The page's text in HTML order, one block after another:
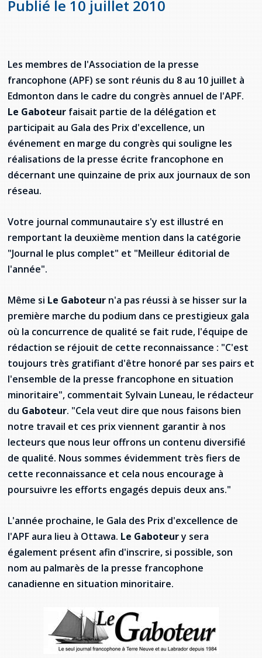
Jeux de la francophonie canadienne
Forum jeunesse pancanadien
Assemblée générale annuelle
Admission au barreau
Ressources documentaires
La Charte canadienne des droits et libertés
Lois fréquemment consultées
Commission des droits de la personne de
Terre-Neuve-et-Labrador
Acheter un véhicule neuf ou d'occasion ou
louer sur le long terme (leasing) un véhicule
neuf
Législation spéciale Covid-19
L'Aide juridique à Terre-Neuve-et-
Labrador
Qu'est-ce que l'Aide juridique ?
Bureaux de l'Aide juridique de Terre-Neuve-
et-Labrador
Répertoire des juristes d'expression
française
Règlement Quiz RVF 2021
Activités
Guide du système de santé à TNL
Offres Actives
Santé mentale et dépendances
Société Santé en français (SSF)
Travailler en santé à TNL
Passeport Santé
Visages de la santé
Pinos Mpiana
Maurice Nzoyamara
Lee Trowbridge
Randy Follet
Skye Fisher
Pamela Tucker
Anastasia Knudsen
Stacy Smith
Nancy Dillon
Joseph Kayumba
Dominic Demers
Programmes et services du gouvernement
provincial
Ressources linguistiques pour la
communication en santé
Services en français
Carte des services en français
Publié le 10 juillet 2010
Les membres de l'Association de la presse
francophone (APF) se sont réunis du 8 au 10 juillet à
Edmonton dans le cadre du congrès annuel de l'APF.
Le Gaboteur faisait partie de la délégation et
participait au Gala des Prix d'excellence, un
événement en marge du congrès qui souligne les
réalisations de la presse écrite francophone en
décernant une quinzaine de prix aux journaux de son
réseau.
Votre journal communautaire s'y est illustré en
remportant la deuxième mention dans la catégorie
"Journal le plus complet" et "Meilleur éditorial de
l'année".
Même si Le Gaboteur n'a pas réussi à se hisser sur la
première marche du podium dans ce prestigieux gala
où la concurrence de qualité se fait rude, l'équipe de
rédaction se réjouit de cette reconnaissance : "C'est
toujours très gratifiant d'être honoré par ses pairs et
l'ensemble de la presse francophone en situation
minoritaire", commentait Sylvain Luneau, le rédacteur
du Gaboteur. "Cela veut dire que nous faisons bien
notre travail et ces prix viennent garantir à nos
lecteurs que nous leur offrons un contenu diversifié
de qualité. Nous sommes évidemment très fiers de
cette reconnaissance et cela nous encourage à
poursuivre les efforts engagés depuis deux ans."
L'année prochaine, le Gala des Prix d'excellence de
l'APF aura lieu à Ottawa. Le Gaboteury sera
également présent afin d'inscrire, si possible, son
nom au palmarès de la presse francophone
canadienne en situation minoritaire.